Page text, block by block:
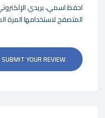
احفظ اسمي، بريدي
المتصفح لاستخدامها المرة
SUBMIT YOUR REVIEW